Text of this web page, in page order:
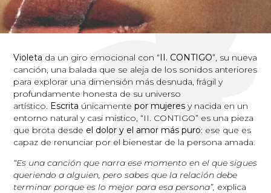
Violeta da un giro emocional con “II. CONTIGO”, su nueva
canción, una balada que se aleja de los sonidos anteriores
para explorar una dimensión más desnuda, frágil y
profundamente honesta de su universo
artístico. Escrita únicamentepor mujeres y nacida en un
entorno natural y casi místico, “II. CONTIGO” es una pieza
que brota desde el dolor y el amor más puro: ese que es
capaz de renunciar por el bienestar de la persona amada.
“Es una canción que narra ese momento en el que sigues
queriendo a alguien, pero sabes que la relación debe
terminar porque es lo mejor para esa persona”, explica